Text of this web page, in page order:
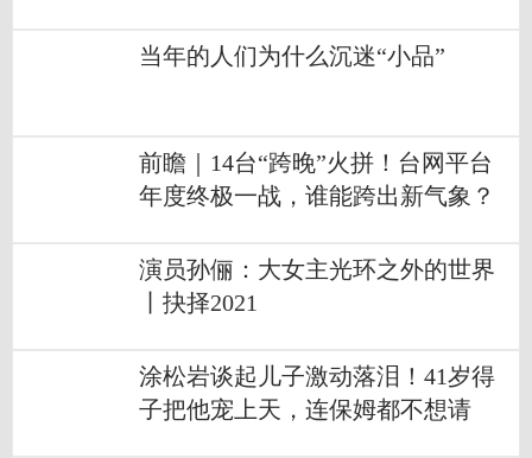
当年的人们为什么沉迷“小品”
前瞻｜14台“跨晚”火拼！台网平台
年度终极一战，谁能跨出新气象？
演员孙俪：大女主光环之外的世界
丨抉择2021
涂松岩谈起儿子激动落泪！41岁得
子把他宠上天，连保姆都不想请